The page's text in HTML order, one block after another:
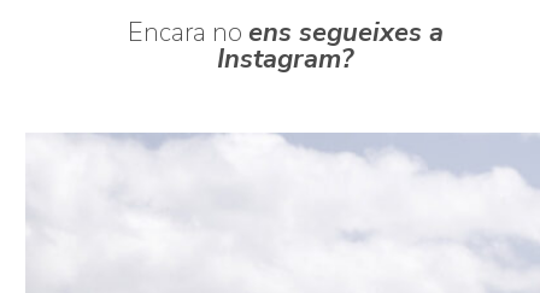
Encara no ens segueixes a
Instagram?